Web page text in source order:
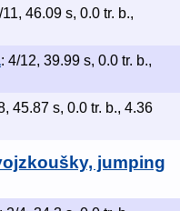
11, 46.09 s, 0.0 tr. b.,
: 4/12, 39.99 s, 0.0 tr. b.,
45.87 s, 0.0 tr. b., 4.36
jumping